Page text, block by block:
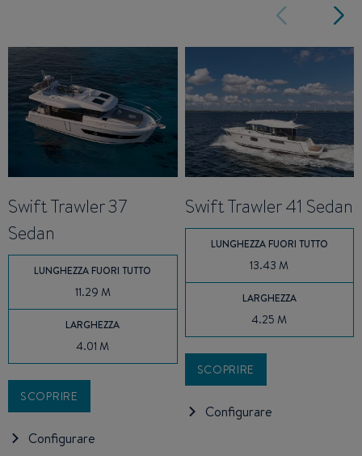
Swift Trawler 37
Sedan
LUNGHEZZA FUORI TUTTO
11.29 M
LARGHEZZA
4.01 M
SCOPRIRE
Configurare
Swift Trawler 41 Sedan
LUNGHEZZA FUORI TUTTO
13.43 M
LARGHEZZA
4.25 M
SCOPRIRE
Configurare